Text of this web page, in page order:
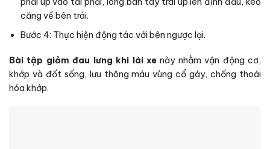
căng về bên trái.
Bước 4: Thực hiện động tác với bên ngược lại.
Bài tập giảm đau lưng khi lái xenày nhằm vận động cơ,
khớp và đốt sống, lưu thông máu vùng cổ gáy, chống thoái
hóa khớp.